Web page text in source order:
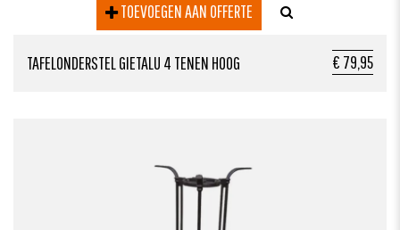
TOEVOEGEN AAN OFFERTE
€ 79,95
TAFELONDERSTEL GIETALU 4 TENEN HOOG